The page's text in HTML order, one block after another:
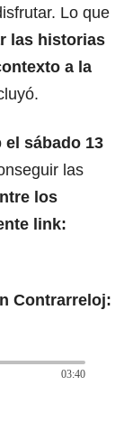
Lo que
las historias
a la
el sábado 13
las
los
link:
Contrarreloj:
03:40